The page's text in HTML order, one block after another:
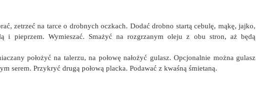
zetrzeć na tarce o drobnych oczkach. Dodać drobno startą cebulę, mąkę, jajko,
i pieprzem. Wymieszać. Smażyć na rozgrzanym oleju z obu stron, aż będą
położyć na talerzu, na połowę nałożyć gulasz. Opcjonalnie można gulasz
serem. Przykryć drugą połową placka. Podawać z kwaśną śmietaną.